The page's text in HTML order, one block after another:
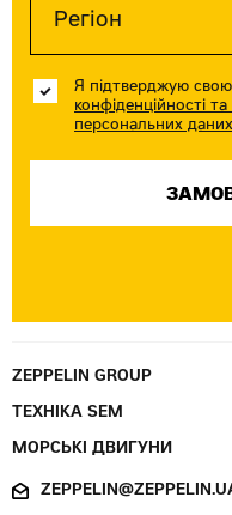
Я підтверджую свою
конфіденційності
персональних даних
ZEPPELIN GROUP
ТЕХНІКА SEM
МОРСЬКІ ДВИГУНИ